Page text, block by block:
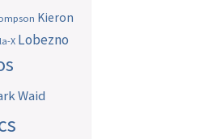
Kieron
X Lobezno
Waid